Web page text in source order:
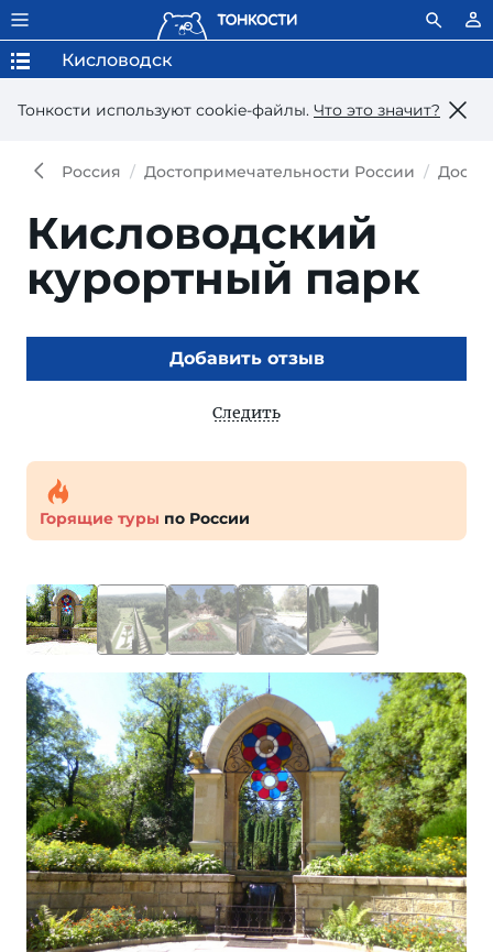
Тонкости используют сookie-файлы. Что это значит?
Кисловодск
Россия Достопримечательности России
Кисловодский
курортный парк
Добавить отзыв
Следить
Горящие туры по России